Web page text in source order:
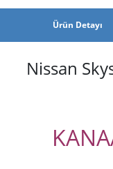
Ürün Detayı
Nissan